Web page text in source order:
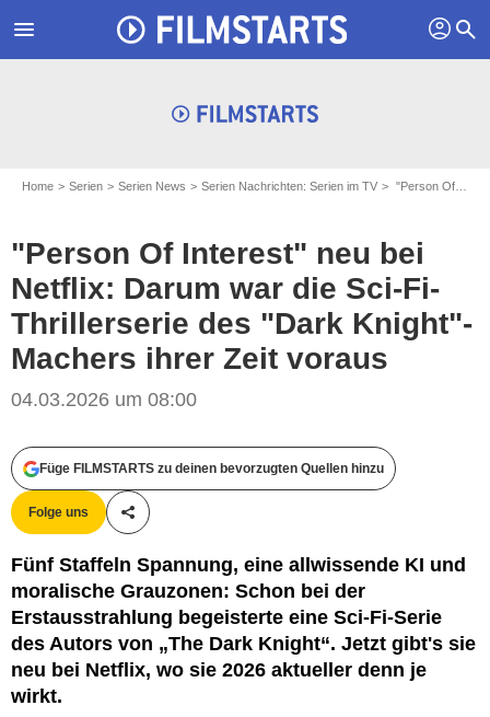
menu profil search
Home Serien Serien News Serien Nachrichten: Serien im TV "Person Of Interest" neu bei Netflix: Darum war die Sci-Fi-Thrillerserie des "Dark Knight"-Machers ihrer Zeit voraus
"Person Of Interest" neu bei
Netflix: Darum war die Sci-Fi-
Thrillerserie des "Dark Knight"-
Machers ihrer Zeit voraus
04.03.2026 um 08:00
Füge FILMSTARTS zu deinen bevorzugten Quellen hinzu
Folge uns
Teile diesen Artikel
Fünf Staffeln Spannung, eine allwissende KI und
moralische Grauzonen: Schon bei der
Erstausstrahlung begeisterte eine Sci-Fi-Serie
des Autors von „The Dark Knight“. Jetzt gibt's sie
neu bei Netflix, wo sie 2026 aktueller denn je
wirkt.